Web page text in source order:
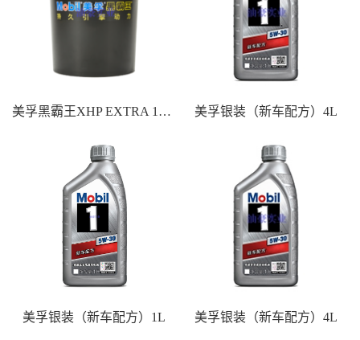
美孚黑霸王XHP EXTRA 10W-40 18L 美孚银装（新车配方）4L
美孚银装（新车配方）1L 美孚银装（新车配方）4L